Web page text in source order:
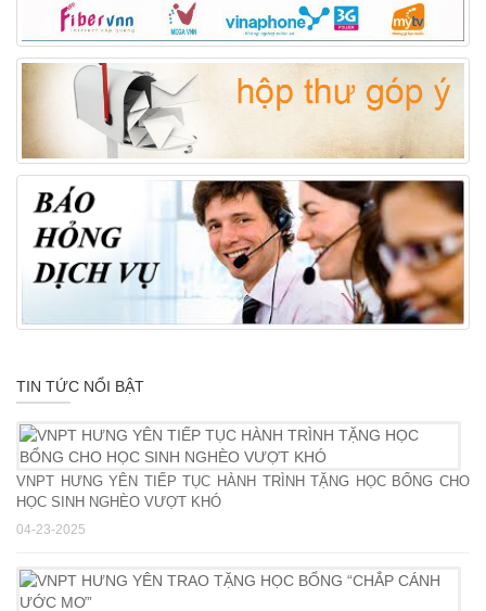
TIN TỨC NỔI BẬT
VNPT HƯNG YÊN TIẾP TỤC HÀNH TRÌNH TẶNG HỌC BỔNG CHO
HỌC SINH NGHÈO VƯỢT KHÓ
04-23-2025